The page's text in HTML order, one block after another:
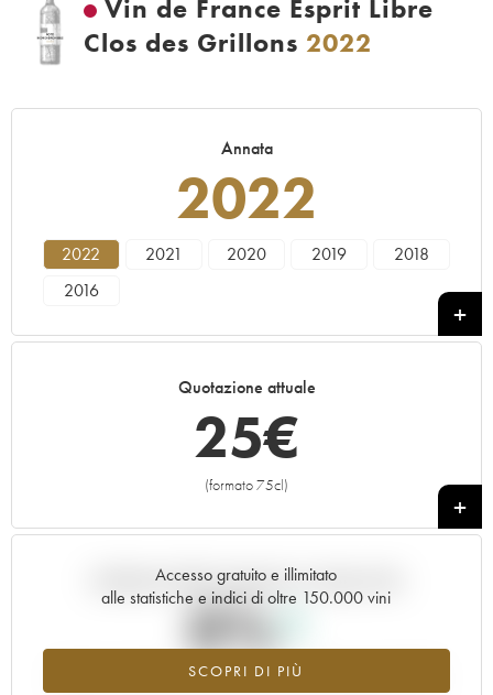
Vin de France Esprit Libre
Clos des Grillons 2022
Annata
2022
2022 2021 2020 2019
2018
2016
Quotazione attuale
25€
(formato 75cl)
+
Accesso gratuito e illimitato
alle statistiche e indici di oltre 150.000 vini
SCOPRI DI PIÙ
Andamento della quotazione in tempo reale
0%
Valore in aumento per l'annata 2022 nel 2026 rispetto al 2025